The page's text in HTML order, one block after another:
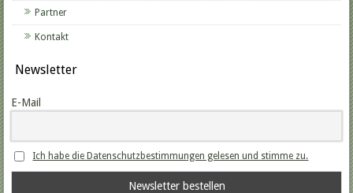
Partner
Kontakt
Newsletter
E-Mail
Ich habe die Datenschutzbestimmungen gelesen und stimme zu.